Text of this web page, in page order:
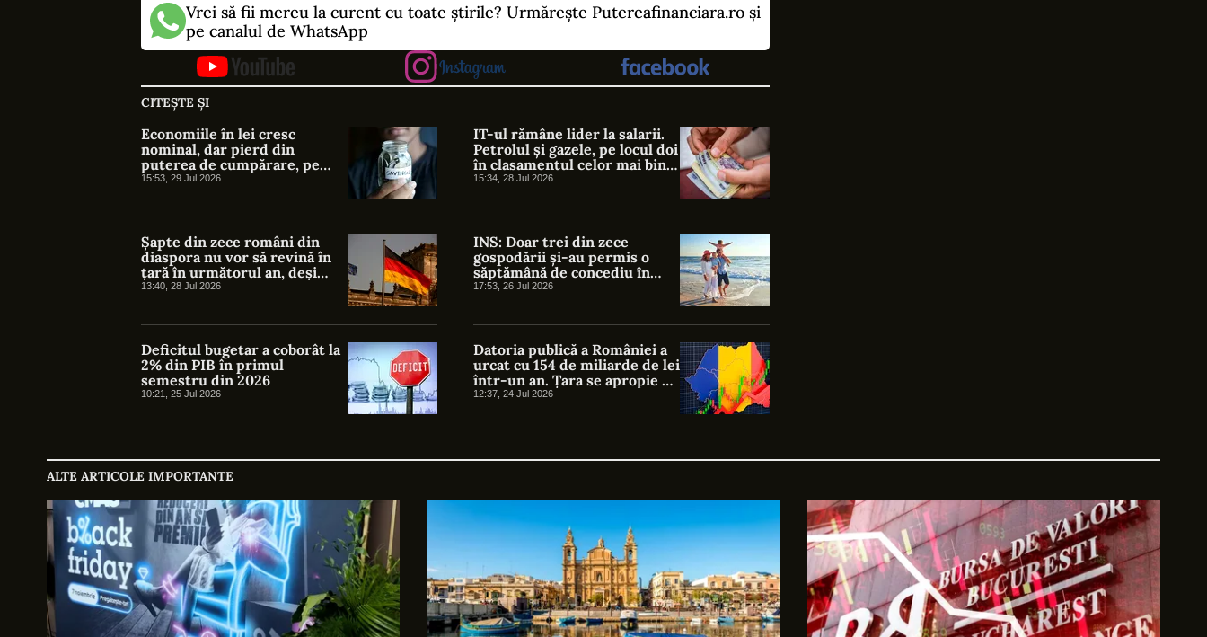
Vrei să fii mereu la curent cu toate știrile? Urmărește Putereafinanciara.ro și
pe canalul de WhatsApp
CITEȘTE ȘI
Economiile în lei cresc
nominal, dar pierd din
puterea de cumpărare, pe
fondul inflației
15:53, 29 Jul 2026
IT-ul rămâne lider la salarii.
Petrolul și gazele, pe locul doi
în clasamentul celor mai bine
plătite domenii
15:34, 28 Jul 2026
Șapte din zece români din
diaspora nu vor să revină în
țară în următorul an, deși
majoritatea investesc deja în
13:40, 28 Jul 2026
INS: Doar trei din zece
gospodării și-au permis o
săptămână de concediu în
afara locuinței în 2025
17:53, 26 Jul 2026
Deficitul bugetar a coborât la
2% din PIB în primul
semestru din 2026
10:21, 25 Jul 2026
Datoria publică a României a
urcat cu 154 de miliarde de lei
într-un an. Țara se apropie de
pragul de 60% din PIB
12:37, 24 Jul 2026
ALTE ARTICOLE IMPORTANTE